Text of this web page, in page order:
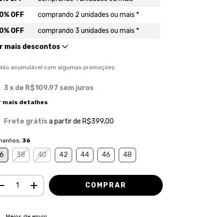
OFF
comprando 2 unidades ou mais *
OFF
comprando 3 unidades ou mais *
mais descontos
acumulável com algumas promoções
3x de R$109,97 sem juros
mais detalhes
Frete grátisa partir de R$399,00
36
38 40 42 44 46 48
para o CEP: